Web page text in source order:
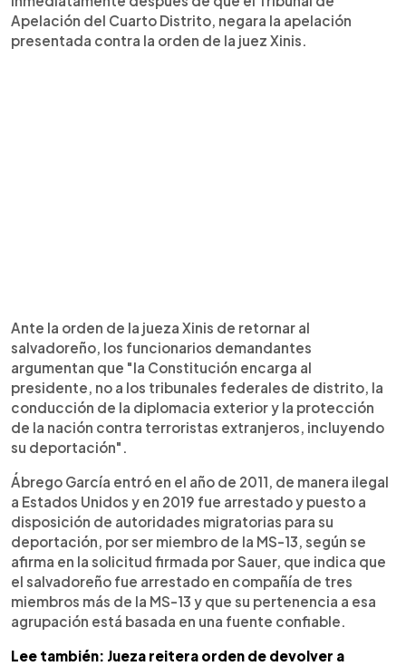
Apelación del Cuarto Distrito, negara la apelación
presentada contra la orden de la juez Xinis.
Ante la orden de la jueza Xinis de retornar al
salvadoreño, los funcionarios demandantes
argumentan que "la Constitución encarga al
presidente, no a los tribunales federales de distrito, la
conducción de la diplomacia exterior y la protección
de la nación contra terroristas extranjeros, incluyendo
su deportación".
Ábrego García entró en el año de 2011, de manera ilegal
a Estados Unidos y en 2019 fue arrestado y puesto a
disposición de autoridades migratorias para su
deportación, por ser miembro de la MS-13, según se
afirma en la solicitud firmada por Sauer, que indica que
el salvadoreño fue arrestado en compañía de tres
miembros más de la MS-13 y que su pertenencia a esa
agrupación está basada en una fuente confiable.
Lee también: Jueza reitera orden de devolver a